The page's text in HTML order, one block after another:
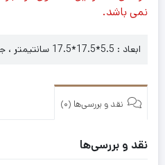
نمی باشد.
ابعاد : 5.5*17.5*17.5 سانتیمتر ، جنس : چرم مصنوعی
نقد و بررسی‌ها (0)
نقد و بررسی‌ها